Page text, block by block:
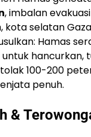
, imbalan
selatan Gaza
Hamas
hancurkan,
100-200
penuh.
&